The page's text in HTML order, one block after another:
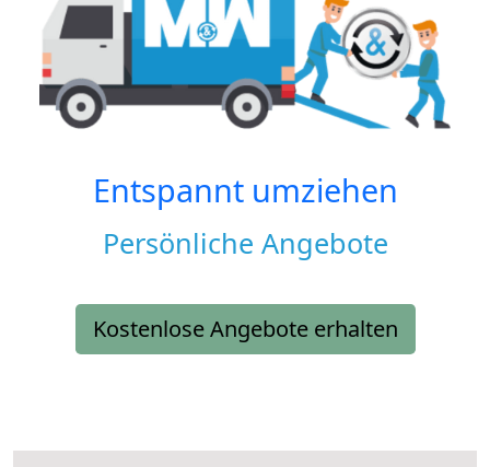
Entspannt umziehen
Persönliche Angebote
Kostenlose Angebote erhalten